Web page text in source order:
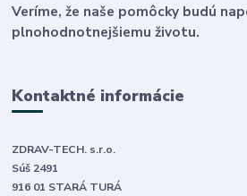
Veríme, že naše pomôcky budú
plnohodnotnejšiemu životu.
Kontaktné informácie
ZDRAV-TECH. s.r.o.
Súš 2491
916 01 STARÁ TURÁ